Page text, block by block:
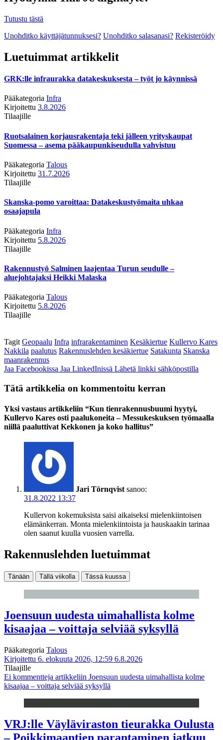
Tutustu tästä
Unohditko käyttäjätunnuksesi? Unohditko salasanasi? Rekisteröidy
Luetuimmat artikkelit
GRK:lle infraurakka datakeskuksesta – työt jo käynnissä
Pääkategoria Infra
Kirjoitettu 3.8.2026
Tilaajille
Ruotsalainen korjausrakentaja teki jälleen yrityskaupat
Suomessa – asema pääkaupunkiseudulla vahvistuu
Pääkategoria Talous
Kirjoitettu 31.7.2026
Tilaajille
Skanska-pomo varoittaa: Datakeskustyömaita uhkaa
osaajapula
Pääkategoria Infra
Kirjoitettu 5.8.2026
Tilaajille
Rakennustyö Salminen laajentaa Turun seudulle –
aluejohtajaksi Heikki Malaska
Pääkategoria Talous
Kirjoitettu 5.8.2026
Tilaajille
Tagit Geopaalu Infra infrarakentaminen Kesäkiertue Kullervo Kares
Nakkila paalutus Rakennuslehden kesäkiertue Satakunta Skanska
maanrakennus
Jaa Facebookissa Jaa LinkedInissä Lähetä linkki sähköpostilla
Tätä artikkelia on kommentoitu kerran
Yksi vastaus artikkeliin “Kun tienrakennusbuumi hyytyi,
Kullervo Kares osti paalukoneita – Messukeskuksen työmaalla
niillä paaluttivat Kekkonen ja koko hallitus”
Jari Törnqvist sanoo:
31.8.2022 13:37
Kullervon kokemuksista saisi aikaiseksi mielenkiintoisen
elämänkerran. Monta mielenkiintoista ja hauskaakin tarinaa
olen saanut kuulla vuosien varrella.
Rakennuslehden luetuimmat
Tänään Tällä viikolla Tässä kuussa
Joensuun uudesta uimahallista kolme
kisaajaa – voittaja selviää syksyllä
Pääkategoria Talous
Kirjoitettu 6. elokuuta 2026, 12:59 6.8.2026
Tilaajille
Ei kommentteja artikkeliin Joensuun uudesta uimahallista kolme
kisaajaa – voittaja selviää syksyllä
VRJ:lle Väyläviraston tieurakka Oulusta